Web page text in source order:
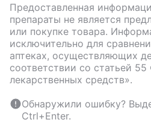
Предоставленная
препараты не является
или покупке товара.
исключительно для
аптеках, осуществляющих
соответствии со статьей
лекарственных средств».
Обнаружили ошибку?
Ctrl+Enter.